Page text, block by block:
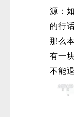
源：
的行
那么
有一
不能